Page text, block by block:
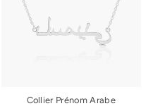
Collier Prénom Arabe